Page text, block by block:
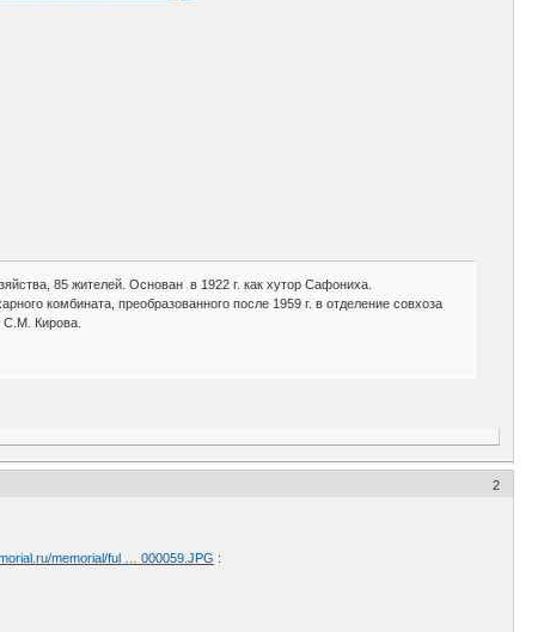
85 жителей. Основан в 1922 г. как хутор Сафониха.
комбината, преобразованного после 1959 г. в отделение совхоза
С.М. Кирова.
2
memorial/ful … 000059.JPG :